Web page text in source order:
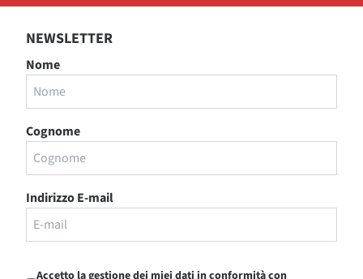
NEWSLETTER
Nome
Cognome
Indirizzo E-mail
Accetto la gestione dei miei dati in conformità con